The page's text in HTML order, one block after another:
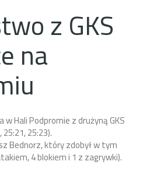
z GKS
na
w Hali Podpromie z drużyną GKS
25:23).
Bednorz, który zdobył w tym
4 blokiem i 1 z zagrywki).